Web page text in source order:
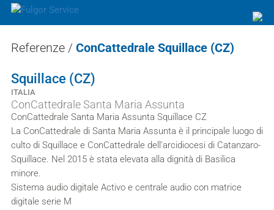
Referenze/ ConCattedrale Squillace (CZ)
Squillace (CZ)
ITALIA
ConCattedrale Santa Maria Assunta
ConCattedrale Santa Maria Assunta Squillace CZ
La ConCattedrale di Santa Maria Assunta è il principale luogo di
culto di Squillace e ConCattedrale dell’arcidiocesi di Catanzaro-
Squillace. Nel 2015 è stata elevata alla dignità di Basilica
minore.
Sistema audio digitale Activo e centrale audio con matrice
digitale serie M